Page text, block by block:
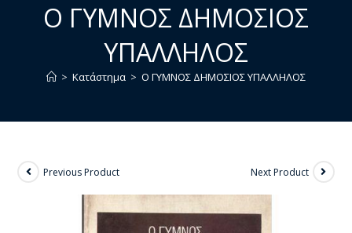
Ο ΓΥΜΝΟΣ ΔΗΜΟΣΙΟΣ
ΥΠΑΛΛΗΛΟΣ
> Κατάστημα > Ο ΓΥΜΝΟΣ ΔΗΜΟΣΙΟΣ ΥΠΑΛΛΗΛΟΣ
Previous Product Next Product